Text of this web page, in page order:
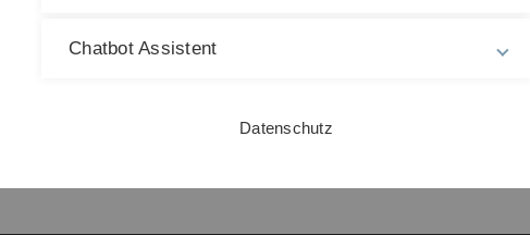
Chatbot Assistent
Datenschutz